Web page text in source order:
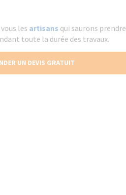
les artisans qui saurons prendre
toute la durée des travaux.
UN DEVIS GRATUIT